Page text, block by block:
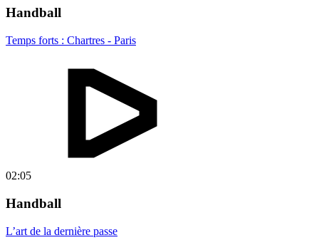
Handball
Temps forts : Chartres - Paris
02:05
Handball
L’art de la dernière passe